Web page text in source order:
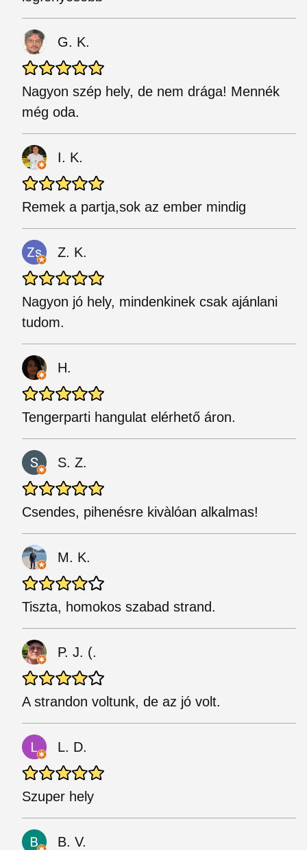
G. K.
Nagyon szép hely, de nem drága! Mennék
még oda.
I. K.
Remek a partja,sok az ember mindig
Z. K.
Nagyon jó hely, mindenkinek csak ajánlani
tudom.
H.
Tengerparti hangulat elérhető áron.
S. Z.
Csendes, pihenésre kivàlóan alkalmas!
M. K.
Tiszta, homokos szabad strand.
P. J. (.
A strandon voltunk, de az jó volt.
L. D.
Szuper hely
B. V.